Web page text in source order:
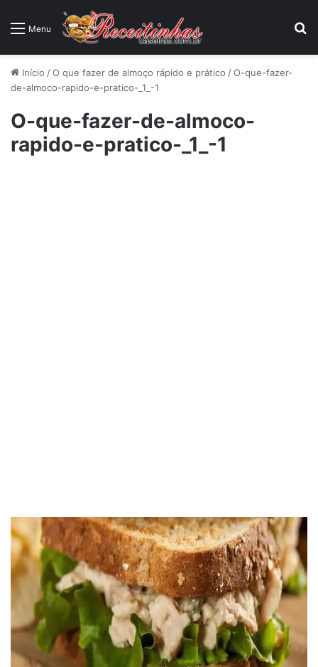
Menu
Início /O que fazer de almoço rápido e prático /O-que-fazer-
de-almoco-rapido-e-pratico-_1_-1
O-que-fazer-de-almoco-
rapido-e-pratico-_1_-1